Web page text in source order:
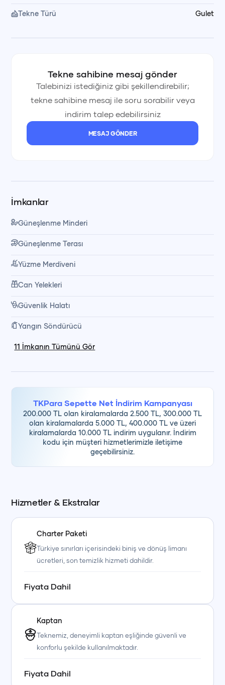
tekne mürettebatımız tarafından özenle hazırlanır ve servis
ve istediğiniz zaman servis edilir.
💰 Fiyata Dahil Olanlar
Kaptan
Öğle yemeği (içecekler hariç)
Yakıt
Günübirlik turlarımız, denizde geçirilen keyifli bir gün, leziz
Tekne Türü Gulet
Tekne sahibine mesaj gönder
Talebinizi istediğiniz gibi şekillendirebilir;
tekne sahibine mesaj ile soru sorabilir veya
indirim talep edebilirsiniz
MESAJ GÖNDER
İmkanlar
Güneşlenme Minderi
Güneşlenme Terası
Yüzme Merdiveni
Can Yelekleri
Güvenlik Halatı
Yangın Söndürücü
11 İmkanın Tümünü Gör
TKPara Sepette Net İndirim Kampanyası
200.000 TL olan kiralamalarda 2.500 TL, 300.000 TL
olan kiralamalarda 5.000 TL, 400.000 TL ve üzeri
kiralamalarda 10.000 TL indirim uygulanır. İndirim
kodu için müşteri hizmetlerimizle iletişime
geçebilirsiniz.
Hizmetler & Ekstralar
Charter Paketi
Türkiye sınırları içerisindeki biniş ve dönüş limanı
ücretleri, son temizlik hizmeti dahildir.
Fiyata Dahil
Kaptan
Teknemiz, deneyimli kaptan eşliğinde güvenli ve
konforlu şekilde kullanılmaktadır.
Fiyata Dahil